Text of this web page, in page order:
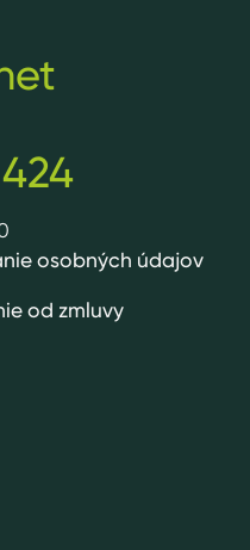
osobných údajov
od zmluvy